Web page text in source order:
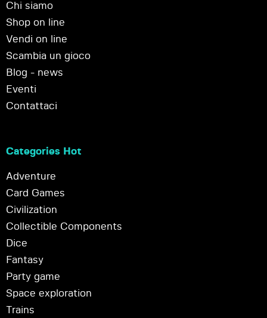
Chi siamo
Shop on line
Vendi on line
Scambia un gioco
Blog - news
Eventi
Contattaci
Categories Hot
Adventure
Card Games
Civilization
Collectible Components
Dice
Fantasy
Party game
Space exploration
Trains